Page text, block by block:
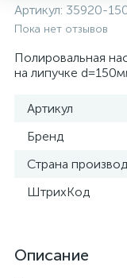
Артикул: 35920-
Пока нет отзывов
Полировальная
на липучке
Артикул
Бренд
Страна
ШтрихКод
Описание